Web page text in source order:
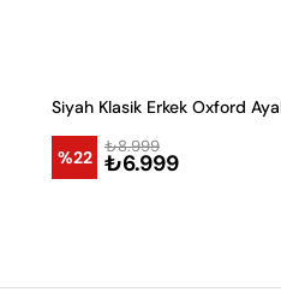
Siyah Klasik Erkek Oxford
%22 ₺6.999
₺8.999